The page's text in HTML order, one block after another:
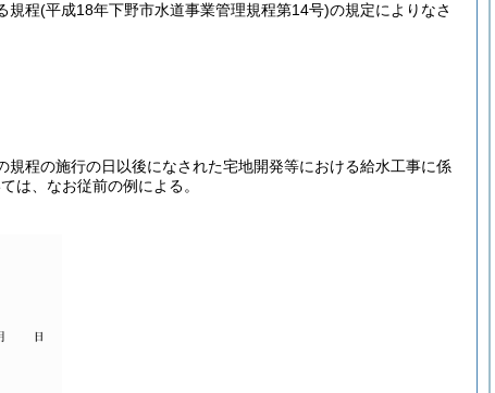
規程(平成18年下野市水道事業管理規程第14号)の規定によりなさ
程の施行の日以後になされた宅地開発等における給水工事に係
は、なお従前の例による。